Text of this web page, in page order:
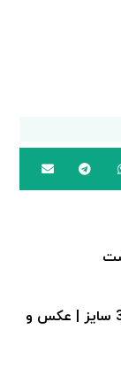
قیمت چهارپایه پلاستیکی پله دار بلند در 3 سایز | عکس و